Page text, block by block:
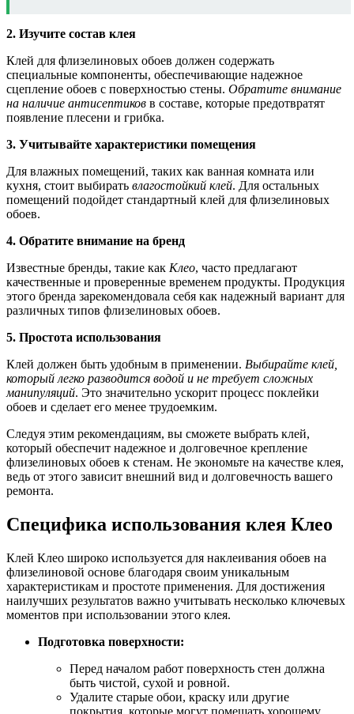
2. Изучите состав клея
Клей для флизелиновых обоев должен содержать
специальные компоненты, обеспечивающие надежное
сцепление обоев с поверхностью стены. Обратите внимание
на наличие антисептиков в составе, которые предотвратят
появление плесени и грибка.
3. Учитывайте характеристики помещения
Для влажных помещений, таких как ванная комната или
кухня, стоит выбирать влагостойкий клей. Для остальных
помещений подойдет стандартный клей для флизелиновых
обоев.
4. Обратите внимание на бренд
Известные бренды, такие как Клео, часто предлагают
качественные и проверенные временем продукты. Продукция
этого бренда зарекомендовала себя как надежный вариант для
различных типов флизелиновых обоев.
5. Простота использования
Клей должен быть удобным в применении. Выбирайте клей,
который легко разводится водой и не требует сложных
манипуляций. Это значительно ускорит процесс поклейки
обоев и сделает его менее трудоемким.
Следуя этим рекомендациям, вы сможете выбрать клей,
который обеспечит надежное и долговечное крепление
флизелиновых обоев к стенам. Не экономьте на качестве клея,
ведь от этого зависит внешний вид и долговечность вашего
ремонта.
Специфика использования клея Клео
Клей Клео широко используется для наклеивания обоев на
флизелиновой основе благодаря своим уникальным
характеристикам и простоте применения. Для достижения
наилучших результатов важно учитывать несколько ключевых
моментов при использовании этого клея.
Подготовка поверхности:
Перед началом работ поверхность стен должна
быть чистой, сухой и ровной.
Удалите старые обои, краску или другие
покрытия, которые могут помешать хорошему